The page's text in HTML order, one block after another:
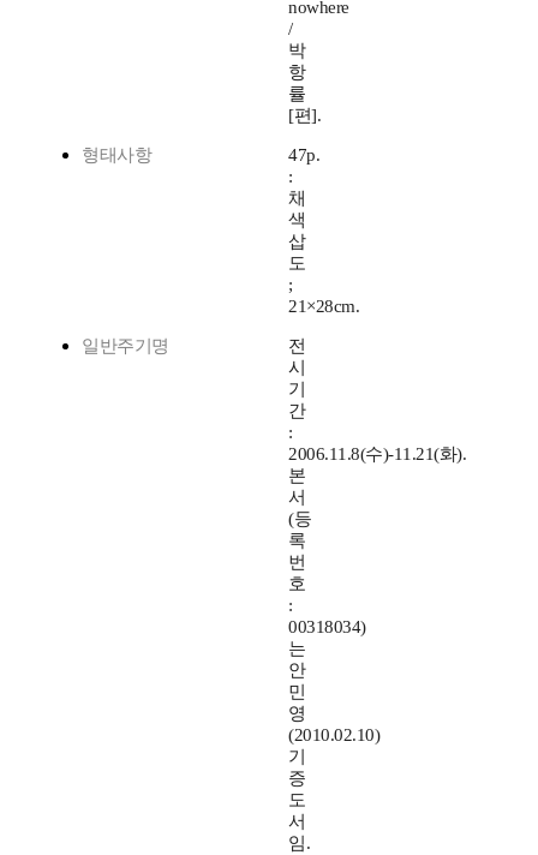
nowhere
/
박
항
률
[편].
형태사항
47p.
:
채
색
삽
도
;
21×28cm.
일반주기명
전
시
기
간
:
2006.11.8(수)-11.21(화).
본
서
(등
록
번
호
:
00318034)
는
안
민
영
(2010.02.10)
기
증
도
서
임.